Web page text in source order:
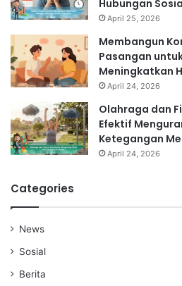
Hubungan
April 25, 2026
Membangun
Pasangan
Meningkatkan
April 24, 2026
Olahraga dan
Efektif
Ketegangan
April 24, 2026
Categories
News
Sosial
Berita